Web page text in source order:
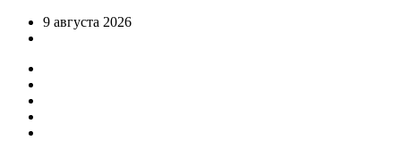
Перейти9 августа 2026